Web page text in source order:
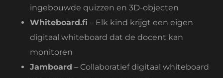
ingebouwde quizzen en 3D-objecten
Whiteboard.fi – Elk kind krijgt een eigen
digitaal whiteboard dat de docent kan
monitoren
Jamboard – Collaboratief digitaal whiteboard